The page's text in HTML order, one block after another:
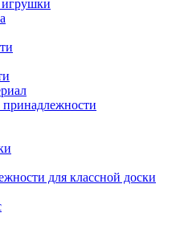
для классной доски